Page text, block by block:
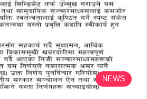
NEWS